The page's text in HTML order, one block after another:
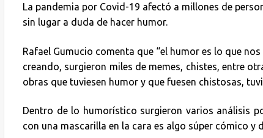
La pandemia por Covid-19 afectó a millones de
sin lugar a duda de hacer humor.
Rafael Gumucio comenta que “el humor es lo que
creando, surgieron miles de memes, chistes, entre
obras que tuviesen humor y que fuesen chistosas,
Dentro de lo humorístico surgieron varios análisis
con una mascarilla en la cara es algo súper cómico